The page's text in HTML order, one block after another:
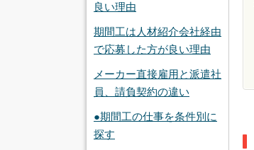
良い理由
期間工は人材紹介会社経由
で応募した方が良い理由
メーカー直接雇用と派遣社
員、請負契約の違い
●期間工の仕事を条件別に
探す